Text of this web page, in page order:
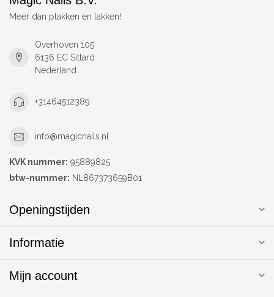
Meer dan plakken en lakken!
Overhoven 105
6136 EC Sittard
Nederland
+31464512389
info@magicnails.nl
KVK nummer: 95889825
btw-nummer: NL867373659B01
Openingstijden
Informatie
Mijn account